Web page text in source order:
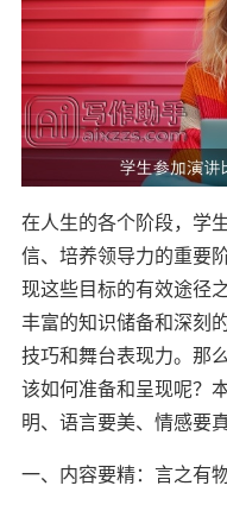
在人生的各个阶段，学
信、培养领导力的重要
现这些目标的有效途径
丰富的知识储备和深刻
技巧和舞台表现力。那
该如何准备和呈现呢？
明、语言要美、情感要
一、内容要精：言之有